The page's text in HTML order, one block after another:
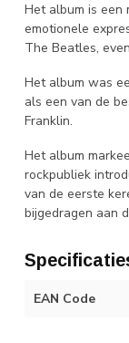
Het album is een
emotionele
The Beatles,
Het album was
als een van de
Franklin.
Het album
rockpubliek
van de eerste
bijgedragen aan
EAN Code